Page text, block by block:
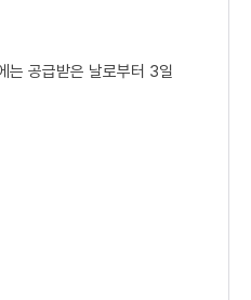
는 공급받은 날로부터 3일